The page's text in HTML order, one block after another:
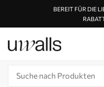
BEREIT FÜR DIE